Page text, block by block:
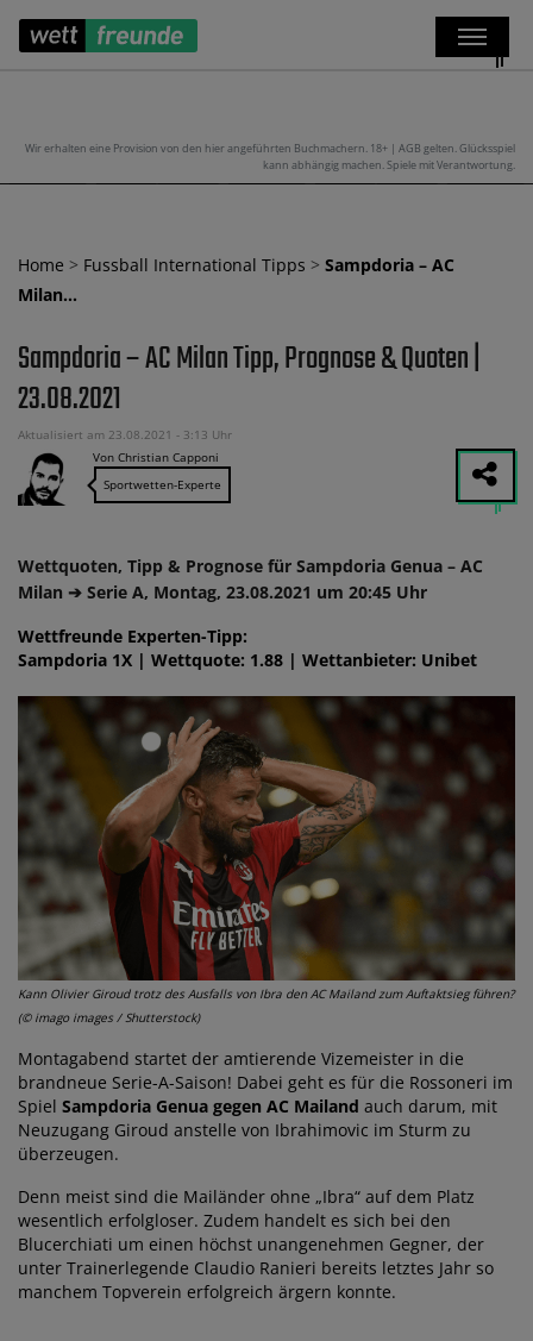
Wir erhalten eine Provision von den hier angeführten Buchmachern. 18+ | AGB gelten. Glücksspiel
kann abhängig machen. Spiele mit Verantwortung.
Home > Fussball International Tipps > Sampdoria – AC
Milan…
Sampdoria – AC Milan Tipp, Prognose & Quoten |
23.08.2021
Aktualisiert am 23.08.2021 - 3:13 Uhr
Von Christian Capponi
Sportwetten-Experte
Wettquoten, Tipp & Prognose für Sampdoria Genua – AC
Milan ➔ Serie A, Montag, 23.08.2021 um 20:45 Uhr
Wettfreunde Experten-Tipp:
Sampdoria 1X | Wettquote: 1.88 | Wettanbieter: Unibet
Kann Olivier Giroud trotz des Ausfalls von Ibra den AC Mailand zum Auftaktsieg führen?
(© imago images / Shutterstock)
Montagabend startet der amtierende Vizemeister in die
brandneue Serie-A-Saison! Dabei geht es für die Rossoneri im
Spiel Sampdoria Genua gegen AC Mailand auch darum, mit
Neuzugang Giroud anstelle von Ibrahimovic im Sturm zu
überzeugen.
Denn meist sind die Mailänder ohne „Ibra“ auf dem Platz
wesentlich erfolgloser. Zudem handelt es sich bei den
Blucerchiati um einen höchst unangenehmen Gegner, der
unter Trainerlegende Claudio Ranieri bereits letztes Jahr so
manchem Topverein erfolgreich ärgern konnte.